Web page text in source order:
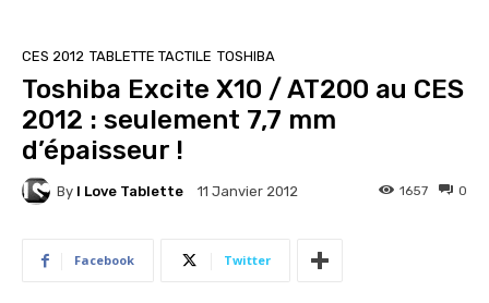
CES 2012 TABLETTE TACTILE TOSHIBA
Toshiba Excite X10 / AT200 au CES
2012 : seulement 7,7 mm
d’épaisseur !
By I Love Tablette 11 Janvier 2012 0
1657
Facebook Twitter